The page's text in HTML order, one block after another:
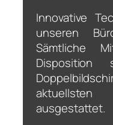
Innovative
unseren
Sämtliche
Disposition
aktuellsten
ausgestattet.